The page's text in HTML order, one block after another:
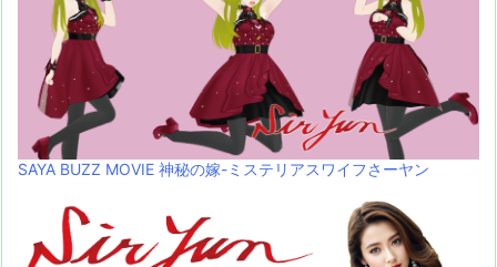
SAYA BUZZ MOVIE 神秘の嫁-ミステリアスワイフさーヤン